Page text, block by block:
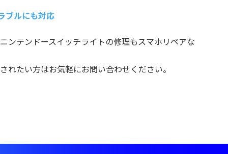
ブルにも対応
ンテンドースイッチライトの修理もスマホリペアな
れたい方はお気軽にお問い合わせください。